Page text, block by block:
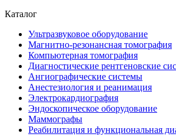
Каталог
Ультразвуковое оборудование
Магнитно-резонансная томография
Компьютерная томография
Диагностические рентгеновские
Ангиографические системы
Анестезиология и реанимация
Электрокардиография
Эндоскопическое оборудование
Маммографы
Реабилитация и функциональная